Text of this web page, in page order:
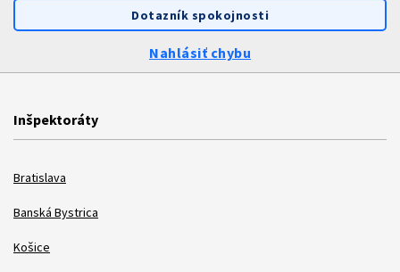
Dotazník spokojnosti
Nahlásiť chybu
Inšpektoráty
Bratislava
Banská Bystrica
Košice